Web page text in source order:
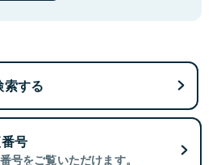
する
号
号をご覧いただけます。